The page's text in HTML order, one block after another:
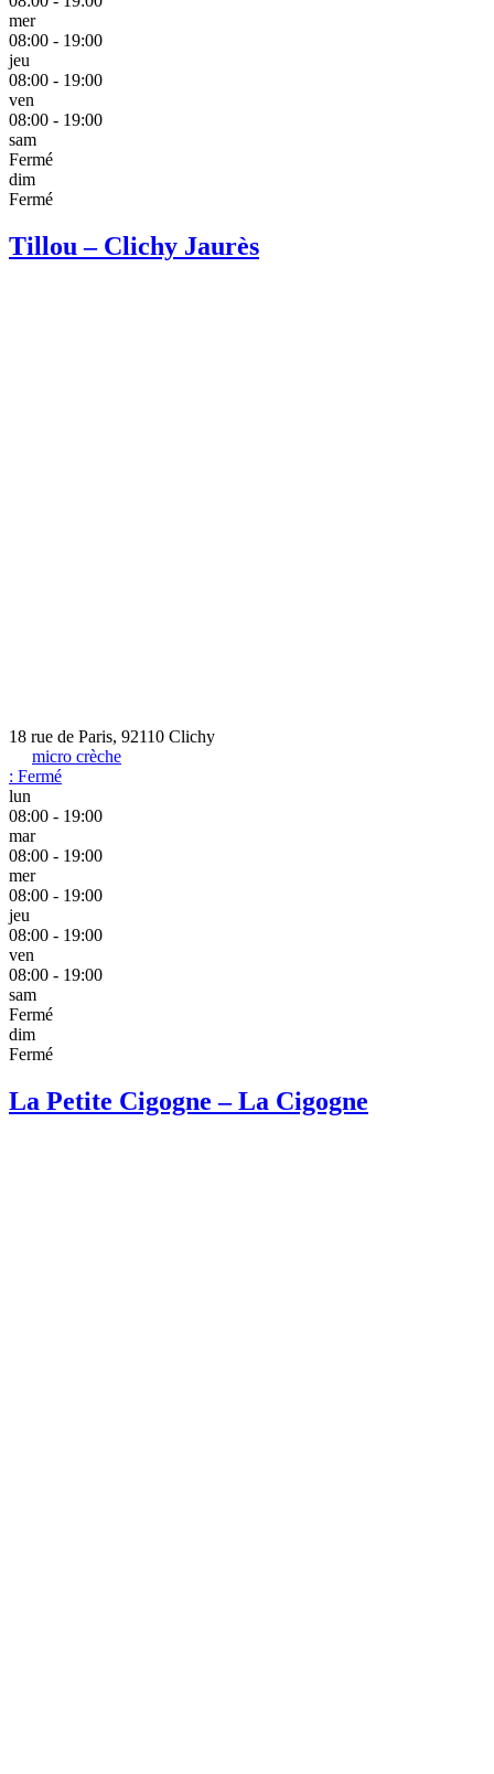
mer
08:00 - 19:00
jeu
08:00 - 19:00
ven
08:00 - 19:00
sam
Fermé
dim
Fermé
Tillou – Clichy Jaurès
18 rue de Paris, 92110 Clichy
micro crèche
: Fermé
lun
08:00 - 19:00
mar
08:00 - 19:00
mer
08:00 - 19:00
jeu
08:00 - 19:00
ven
08:00 - 19:00
sam
Fermé
dim
Fermé
La Petite Cigogne – La Cigogne